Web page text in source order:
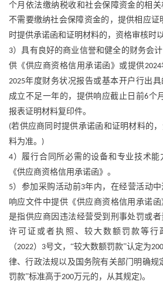
个月依法缴纳税收和社会保障资金的相
不需要缴纳社会保障资金的，提供相应证
时提供承诺函和证明材料的，资格审核时
3）具有良好的商业信誉和健全的财务会
供《供应商资格信用承诺函》或提供2024
2025年度财务状况报告或基本开户行出
成立不足一年的，提供响应截止日前6个
报表证明材料复印件。
(若供应商同时提供承诺函和证明材料的
料为准。 )
4）履行合同所必需的设备和专业技术
《供应商资格信用承诺函》。
5）参加采购活动前3年内，在经营活动中
响应文件中提供《供应商资格信用承诺函
是指供应商因违法经营受到刑事处罚或
许可证或者执照、较大数额罚款等行
（2022） 3号文，“较大数额罚款”认定为200
律、行政法规以及国务院有关部门明确规
罚款”标准高于200万元的，从其规定)。